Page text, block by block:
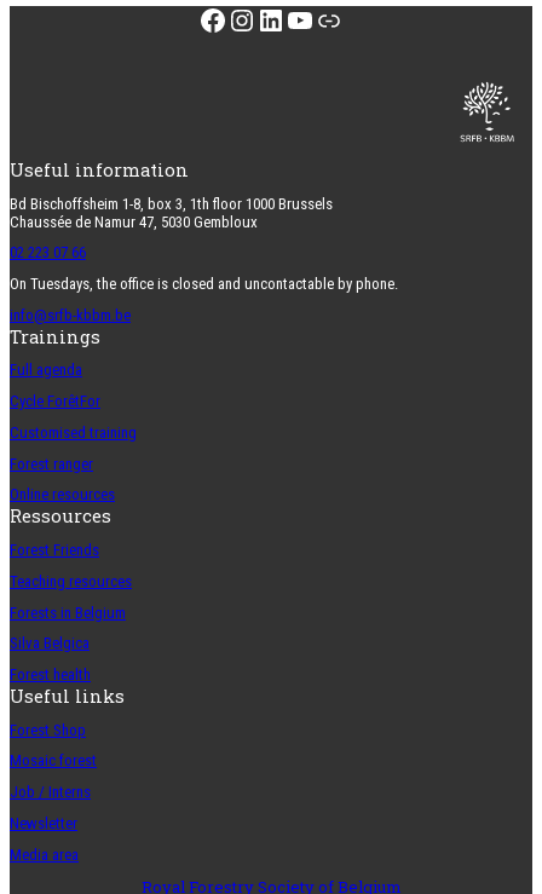
Facebook
Instagram
LinkedIn
YouTube
Link
Useful information
Bd Bischoffsheim 1-8, box 3, 1th floor 1000 Brussels
Chaussée de Namur 47, 5030 Gembloux
02 223 07 66
On Tuesdays, the office is closed and uncontactable by phone.
info@srfb-kbbm.be
Trainings
Full agenda
Cycle ForêtFor
Customised training
Forest ranger
Online resources
Ressources
Forest Friends
Teaching resources
Forests in Belgium
Silva Belgica
Forest health
Useful links
Forest Shop
Mosaic forest
Job / Interns
Newsletter
Media area
Royal Forestry Society of Belgium